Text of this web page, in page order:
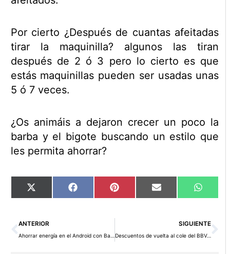
Por cierto ¿Después de cuantas afeitadas
tirar la maquinilla? algunos las tiran
después de 2 ó 3 pero lo cierto es que
estás maquinillas pueden ser usadas unas
5 ó 7 veces.
¿Os animáis a dejaron crecer un poco la
barba y el bigote buscando un estilo que
les permita ahorrar?
Compartir
en
X
(Twitter)
Compartir
en
Facebook Compartir
en
Pinterest Compartir
en
Email
en
Ant
ANTERIOR
Ahorrar energía en el Android con Battery Dr Saver
SIGUIENTE
Descuentos de vuelta al cole del BBVA y MediaMarkt